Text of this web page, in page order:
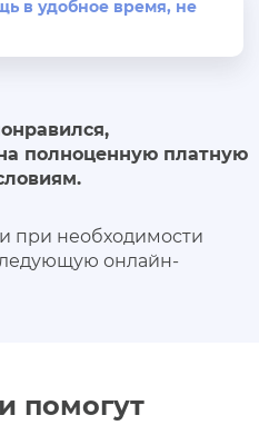
полноценную платную
и при необходимости
онлайн-
в удобное время, не
помогут